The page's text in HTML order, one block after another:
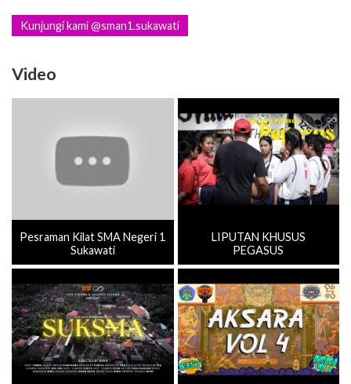
Kunjungi kami @sman1.sukawati
Video
Pesraman Kilat SMA Negeri 1
Sukawati
LIPUTAN KHUSUS
PEGASUS